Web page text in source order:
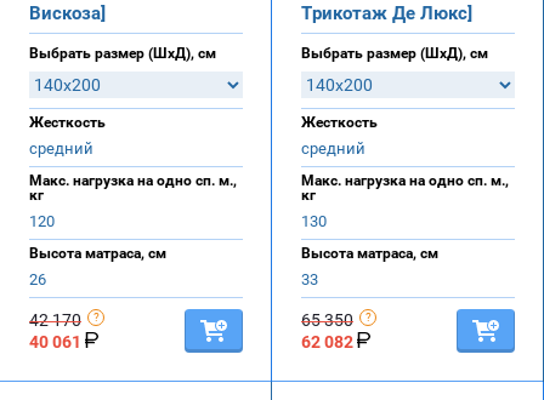
Вискоза]
Выбрать размер (ШхД), см
Жесткость
средний
Макс. нагрузка на одно сп. м.,
кг
120
Высота матраса, см
26
42 170
40 061
Трикотаж Де Люкс]
Выбрать размер (ШхД), см
Жесткость
средний
Макс. нагрузка на одно сп. м.,
кг
130
Высота матраса, см
33
65 350
62 082